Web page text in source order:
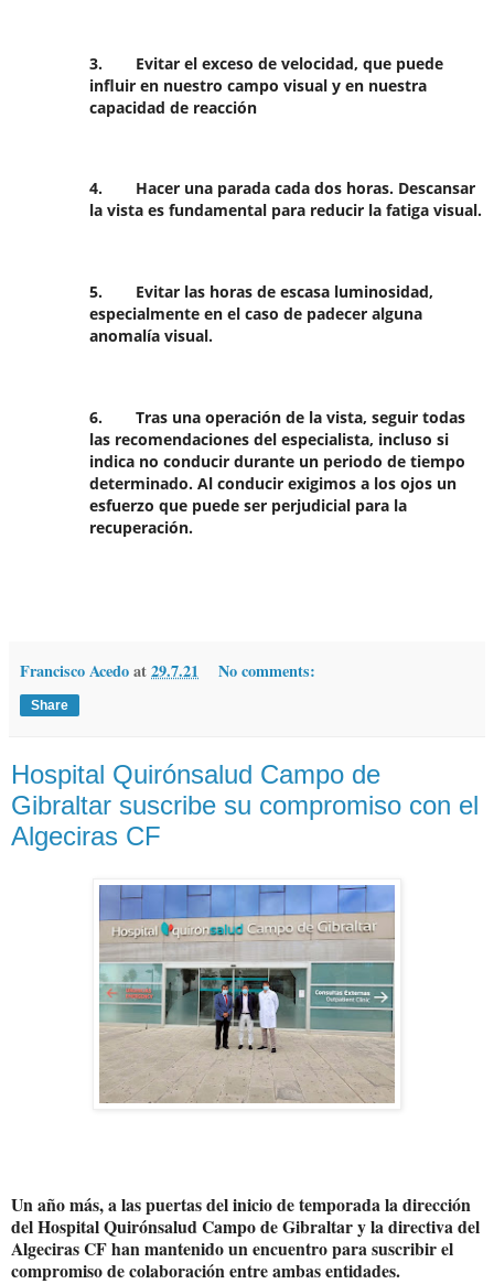
3. Evitar el exceso de velocidad, que puede
influir en nuestro campo visual y en nuestra
capacidad de reacción
4. Hacer una parada cada dos horas. Descansar
la vista es fundamental para reducir la fatiga visual.
5. Evitar las horas de escasa luminosidad,
especialmente en el caso de padecer alguna
anomalía visual.
6.
Tras una operación de la vista, seguir todas
las recomendaciones del especialista, incluso si
indica no conducir durante un periodo de tiempo
determinado. Al conducir exigimos a los ojos un
esfuerzo que puede ser perjudicial para la
recuperación.
Francisco Acedoat29.7.21 No comments:
Share
Hospital Quirónsalud Campo de
Gibraltar suscribe su compromiso con el
Algeciras CF
Un año más, a las puertas del inicio de temporada la dirección
del Hospital Quirónsalud Campo de Gibraltar y la directiva del
Algeciras CF han mantenido un encuentro para suscribir el
compromiso de colaboración entre ambas entidades.